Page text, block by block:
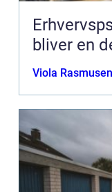
bliver en
Viola Rasmusen